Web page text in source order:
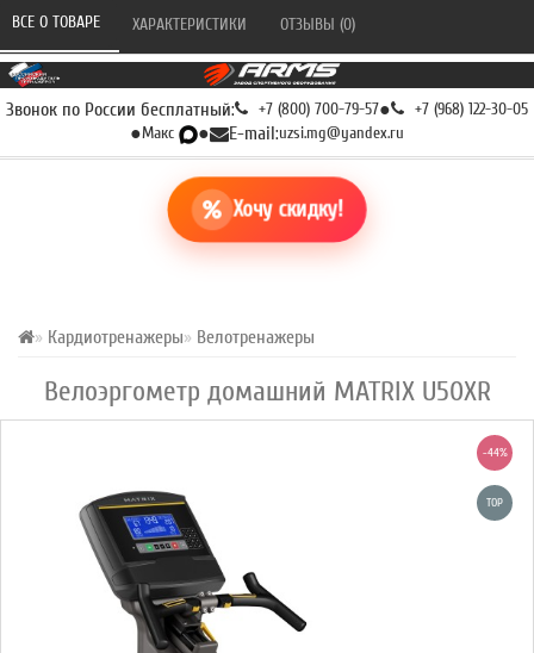
Звонок по России бесплатный: +7 (800) 700-79-57● +7 (968) 122-30-05
●Макс ● E-mail:uzsi.mg@yandex.ru
Хочу скидку!
Кардиотренажеры Велотренажеры
Велоэргометр домашний MATRIX U50XR
ВСЕ О ТОВАРЕ ХАРАКТЕРИСТИКИ ОТЗЫВЫ (0)
-44%
TOP